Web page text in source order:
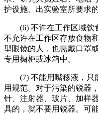
护设施、出实验室所要求
(6) 不许在工作区域饮食
不允许在工作区存放食物
型眼镜的人，也需戴口罩
专用橱柜或冰箱中。
(7) 不能用嘴移液，只
用规范。对于污染的锐器
针、注射器、玻片、加样
具的，就不要用锐器。可